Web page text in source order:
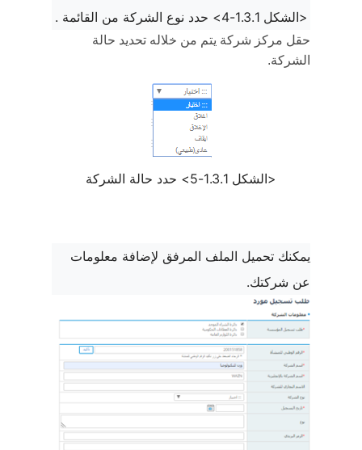
<الشكل 1.3.1-4> حدد نوع الشركة من القائمة .
حقل مركز شركة يتم من خلاله تحديد حالة
الشركة.
<الشكل 1.3.1-5> حدد حالة الشركة
يمكنك تحميل الملف المرفق لإضافة معلومات
عن شركتك.